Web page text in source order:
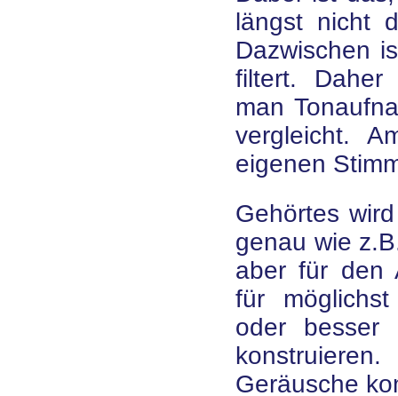
längst nicht
Dazwischen
filtert. Daher
man
vergleicht.
eigenen
Gehörtes
genau wie
aber für den
für
oder besser
Geräusche